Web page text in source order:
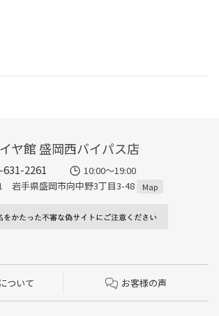
ヤ館 盛岡西バイパス店
631-2261
10:00～19:00
岩手県盛岡市向中野3丁目3-48
Map
ついて お客様の声